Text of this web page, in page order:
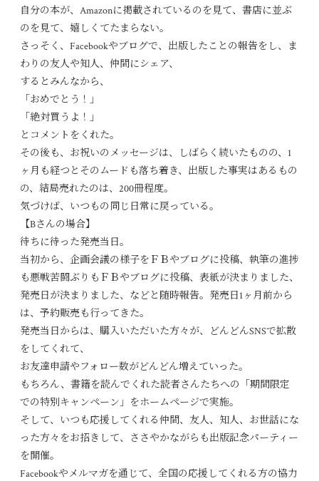
自分の本が、Amazonに掲載されているのを見て、書店に並ぶ
のを見て、嬉しくてたまらない。
さっそく、Facebookやブログで、出版したことの報告をし、ま
わりの友人や知人、仲間にシェア、
するとみんなから、
「おめでとう！」
「絶対買うよ！」
とコメントをくれた。
その後も、お祝いのメッセージは、しばらく続いたものの、1
ヶ月も経つとそのムードも落ち着き、出版した事実はあるもの
の、結局売れたのは、200冊程度。
気づけば、いつもの同じ日常に戻っている。
【Bさんの場合】
待ちに待った発売当日。
当初から、企画会議の様子をＦＢやブログに投稿、執筆の進捗
も悪戦苦闘ぶりもＦＢやブログに投稿、表紙が決まりました、
発売日が決まりました、などと随時報告。発売日1ヶ月前から
は、予約販売も行ってきた。
発売当日からは、購入いただいた方々が、どんどんSNSで拡散
をしてくれて、
お友達申請やフォロー数がどんどん増えていった。
もちろん、書籍を読んでくれた読者さんたちへの「期間限定
での特別キャンペーン」をホームページで実施。
そして、いつも応援してくれる仲間、友人、知人、お世話にな
った方々をお招きして、ささやかながらも出版記念パーティー
を開催。
Facebookやメルマガを通じて、全国の応援してくれる方の協力